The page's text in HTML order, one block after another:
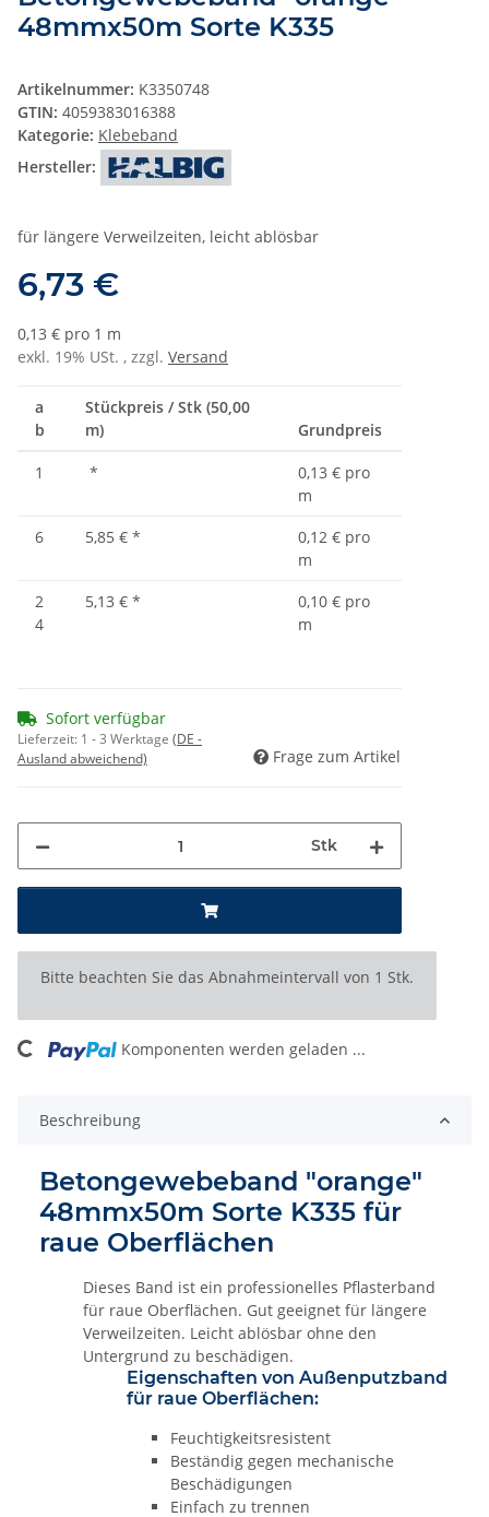
48mmx50m Sorte K335
Artikelnummer: K3350748
GTIN: 4059383016388
Kategorie: Klebeband
Hersteller:
für längere Verweilzeiten, leicht ablösbar
6,73 €
0,13 € pro 1 m
exkl. 19% USt. , zzgl. Versand
a
b
Stückpreis / Stk (50,00
m)
Grundpreis
1 *
0,13 € pro
m
6
5,85 € *
0,12 € pro
m
2
4
5,13 € *
0,10 € pro
m
Sofort verfügbar
Lieferzeit: 1 - 3 Werktage (DE -
Ausland abweichend)
Frage zum Artikel
Stk
x
Bitte beachten Sie das Abnahmeintervall von 1 Stk.
Komponenten werden geladen ...
Beschreibung
Betongewebeband "orange"
48mmx50m Sorte K335 für
raue Oberflächen
Dieses Band ist ein professionelles Pflasterband
für raue Oberflächen. Gut geeignet für längere
Verweilzeiten. Leicht ablösbar ohne den
Untergrund zu beschädigen.
Eigenschaften von Außenputzband
für raue Oberflächen:
Feuchtigkeitsresistent
Beständig gegen mechanische
Beschädigungen
Einfach zu trennen